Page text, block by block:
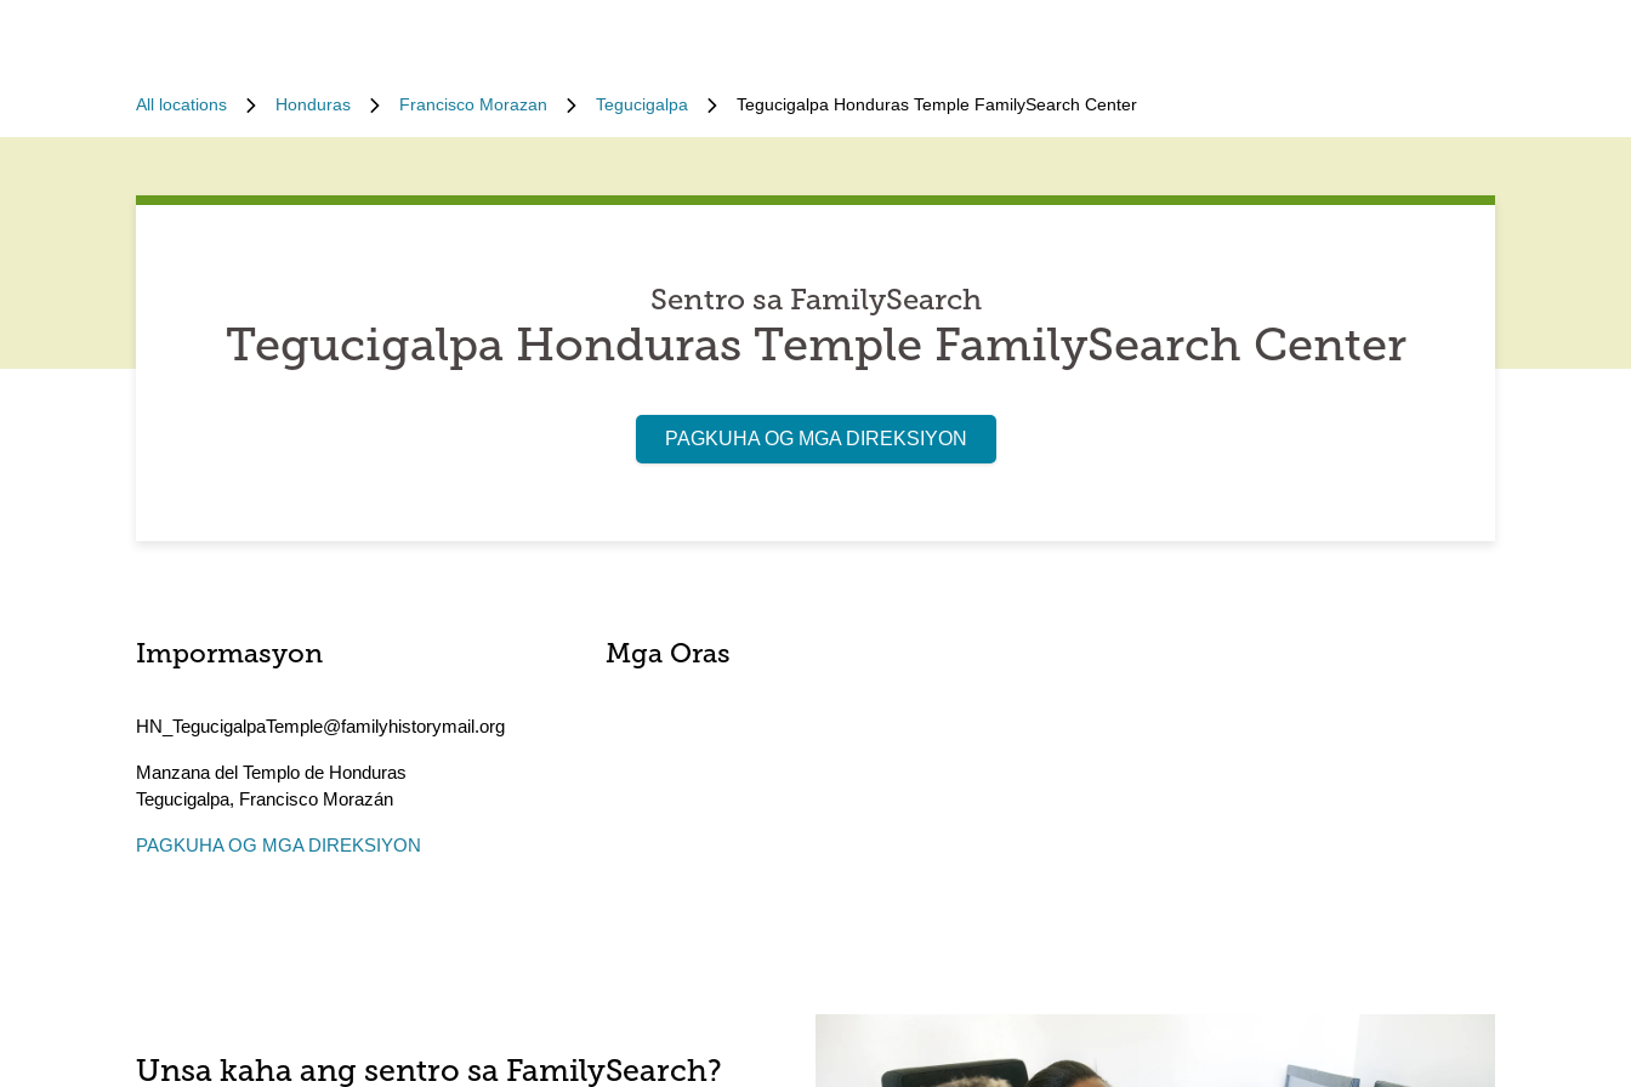
All locations Honduras Francisco Morazan Tegucigalpa Tegucigalpa Honduras Temple FamilySearch Center
Sentro sa FamilySearch
Tegucigalpa Honduras Temple FamilySearch Center
PAGKUHA OG MGA DIREKSIYON
Impormasyon
HN_TegucigalpaTemple@familyhistorymail.org
Manzana del Templo de Honduras
Tegucigalpa, Francisco Morazán
PAGKUHA OG MGA DIREKSIYON
Mga Oras
Unsa kaha ang sentro sa FamilySearch?